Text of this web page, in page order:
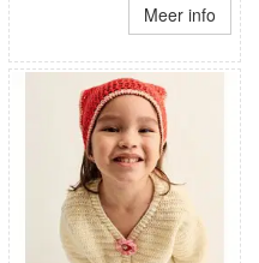
Meer info